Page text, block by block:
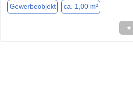
Gewerbeobjekt ca. 1,00 m²
★